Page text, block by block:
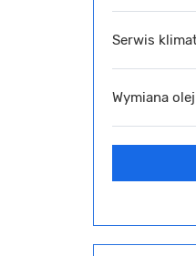
Serwis
Wymiana